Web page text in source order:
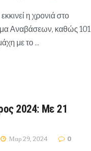
η χρονιά στο
Αναβάσεων, καθώς 101
με το ...
2024: Με 21
Μαρ 29, 2024 0